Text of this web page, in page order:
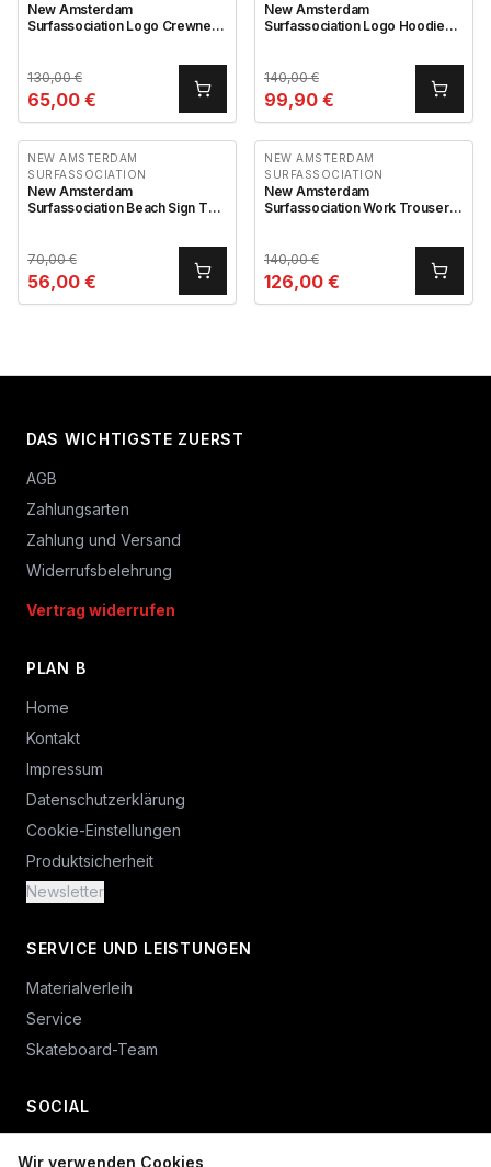
Wir verwenden Cookies
New Amsterdam
Surfassociation Logo Crewneck
130,00€
65,00 €
New Amsterdam
Surfassociation Logo Hoodie
140,00€
99,90 €
NEW AMSTERDAM
SURFASSOCIATION
New Amsterdam
Surfassociation Beach Sign Tee
70,00€
56,00 €
NEW AMSTERDAM
SURFASSOCIATION
New Amsterdam
Surfassociation Work Trousers
140,00€
126,00 €
DAS WICHTIGSTE ZUERST
AGB
Zahlungsarten
Zahlung und Versand
Widerrufsbelehrung
Vertrag widerrufen
PLAN B
Home
Kontakt
Impressum
Datenschutzerklärung
Cookie-Einstellungen
Produktsicherheit
Newsletter
SERVICE UND LEISTUNGEN
Materialverleih
Service
Skateboard-Team
SOCIAL